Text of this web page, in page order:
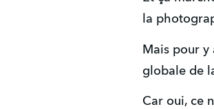
la
Mais pour
globale de
Car oui, ce